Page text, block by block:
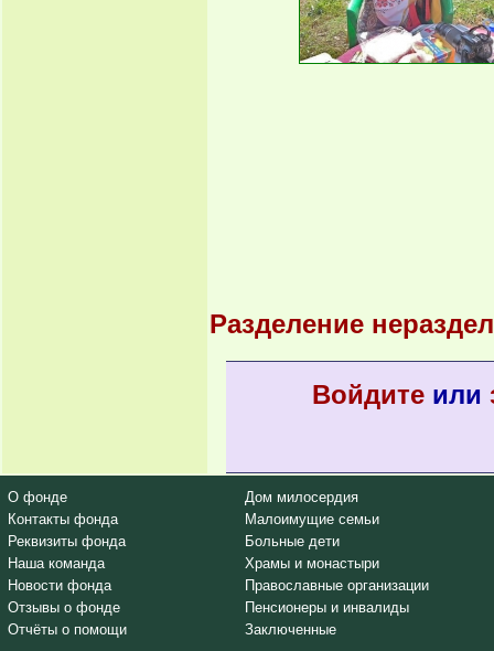
Разделение
Войдитеили
О фонде
Контакты фонда
Реквизиты фонда
Наша команда
Новости фонда
Отзывы о фонде
Отчёты о помощи
Дом милосердия
Малоимущие семьи
Больные дети
Храмы и монастыри
Православные организации
Пенсионеры и инвалиды
Заключенные